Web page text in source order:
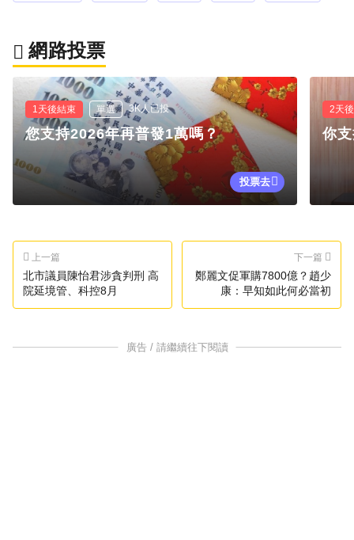
網路投票
1天後結束 單選 3K人已投
您支持2026年再普發1萬嗎？
投票去
2天
你
上一篇
北市議員陳怡君涉貪判刑 高
院延境管、科控8月
下一篇
鄭麗文促軍購7800億？趙少
康：早知如此何必當初
廣告 / 請繼續往下閱讀